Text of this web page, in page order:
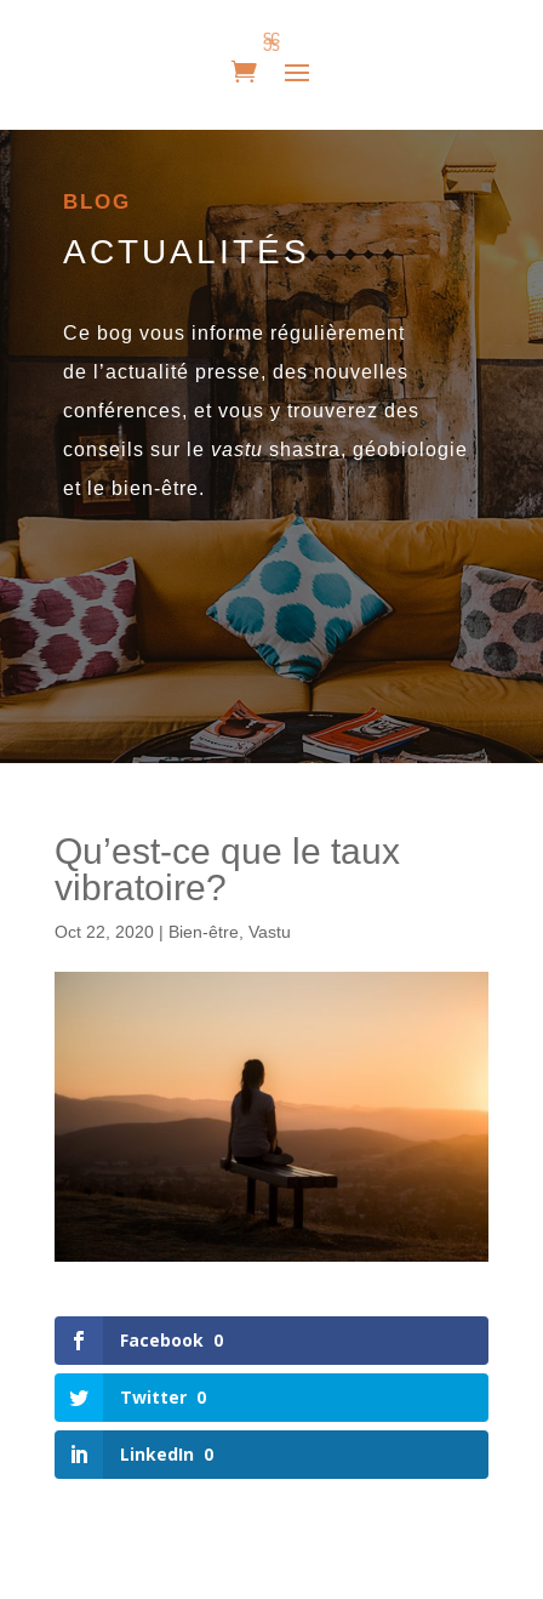
BLOG
ACTUALITÉS
Ce bog vous informe régulièrement
de
l’actualité presse, des nouvelles
conférences, et vous y trouverez des
conseils sur le vastushastra, géobiologie
et le bien-être.
Qu’est-ce que le taux
vibratoire?
Oct 22, 2020| Bien-être Vastu
Facebook 0
Twitter 0
LinkedIn 0